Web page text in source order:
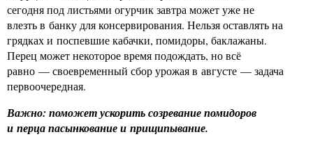
сегодня под листьями огурчик завтра может уже не
влезть в банку для консервирования. Нельзя оставлять на
грядках и поспевшие кабачки, помидоры, баклажаны.
Перец может некоторое время подождать, но всё
равно — своевременный сбор урожая в августе — задача
первоочередная.
Важно: поможет ускорить созревание помидоров
и перца пасынкование и прищипывание.